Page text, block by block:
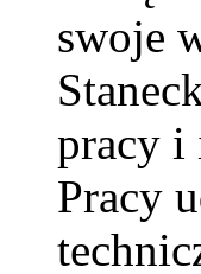
swoje
pracy i
Pracy